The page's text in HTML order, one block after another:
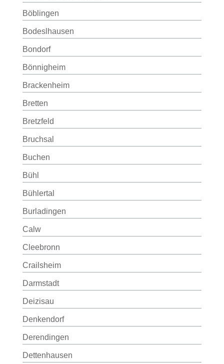
Böblingen
Bodeslhausen
Bondorf
Bönnigheim
Brackenheim
Bretten
Bretzfeld
Bruchsal
Buchen
Bühl
Bühlertal
Burladingen
Calw
Cleebronn
Crailsheim
Darmstadt
Deizisau
Denkendorf
Derendingen
Dettenhausen